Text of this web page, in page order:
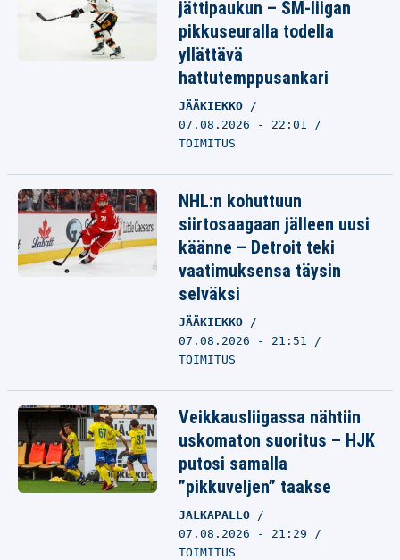
jättipaukun – SM-liigan
pikkuseuralla todella
yllättävä
hattutemppusankari
JÄÄKIEKKO
07.08.2026 - 22:01
TOIMITUS
NHL:n kohuttuun
siirtosaagaan jälleen uusi
käänne – Detroit teki
vaatimuksensa täysin
selväksi
JÄÄKIEKKO
07.08.2026 - 21:51
TOIMITUS
Veikkausliigassa nähtiin
uskomaton suoritus – HJK
putosi samalla
”pikkuveljen” taakse
JALKAPALLO
07.08.2026 - 21:29
TOIMITUS